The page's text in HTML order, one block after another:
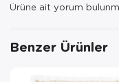
Ürüne ait yorum
Benzer Ürünler